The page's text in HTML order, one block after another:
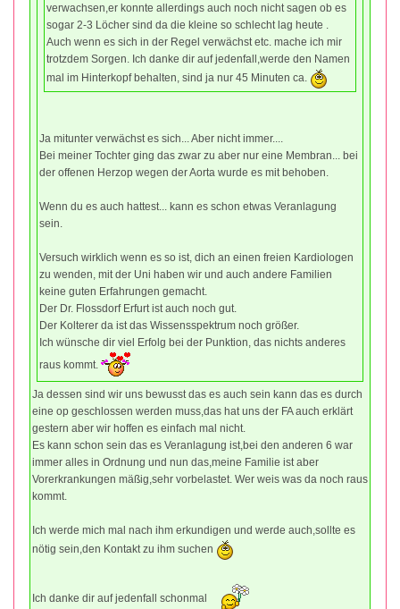
verwachsen,er konnte allerdings auch noch nicht sagen ob es
sogar 2-3 Löcher sind da die kleine so schlecht lag heute .
Auch wenn es sich in der Regel verwächst etc. mache ich mir
trotzdem Sorgen. Ich danke dir auf jedenfall,werde den Namen
mal im Hinterkopf behalten, sind ja nur 45 Minuten ca.
Ja mitunter verwächst es sich... Aber nicht immer....
Bei meiner Tochter ging das zwar zu aber nur eine Membran... bei
der offenen Herzop wegen der Aorta wurde es mit behoben.
Wenn du es auch hattest... kann es schon etwas Veranlagung
sein.
Versuch wirklich wenn es so ist, dich an einen freien Kardiologen
zu wenden, mit der Uni haben wir und auch andere Familien
keine guten Erfahrungen gemacht.
Der Dr. Flossdorf Erfurt ist auch noch gut.
Der Kolterer da ist das Wissensspektrum noch größer.
Ich wünsche dir viel Erfolg bei der Punktion, das nichts anderes
raus kommt.
Ja dessen sind wir uns bewusst das es auch sein kann das es durch
eine op geschlossen werden muss,das hat uns der FA auch erklärt
gestern aber wir hoffen es einfach mal nicht.
Es kann schon sein das es Veranlagung ist,bei den anderen 6 war
immer alles in Ordnung und nun das,meine Familie ist aber
Vorerkrankungen mäßig,sehr vorbelastet. Wer weis was da noch raus
kommt.
Ich werde mich mal nach ihm erkundigen und werde auch,sollte es
nötig sein,den Kontakt zu ihm suchen
Ich danke dir auf jedenfall schonmal